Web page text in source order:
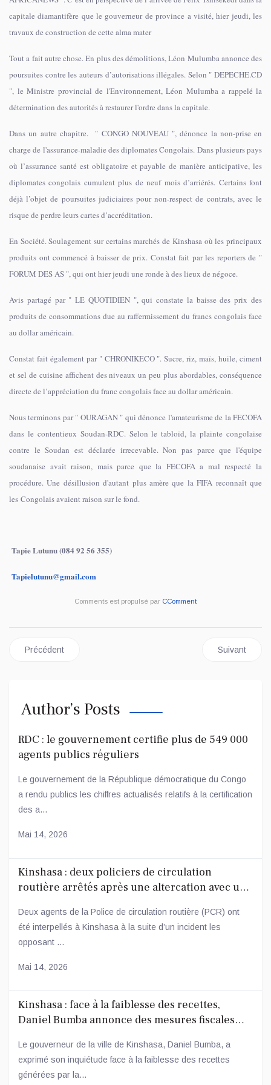
capitale diamantifère que le gouverneur de province a visité, hier jeudi, les
travaux de construction de cette alma mater
Tout a fait autre chose. En plus des démolitions, Léon Mulumba annonce des
poursuites contre les auteurs d’autorisations illégales. Selon " DEPECHE.CD
", le Ministre provincial de l'Environnement, Léon Mulumba a rappelé la
détermination des autorités à restaurer l'ordre dans la capitale.
Dans un autre chapitre. " CONGO NOUVEAU ", dénonce la non-prise en
charge de l'assurance-maladie des diplomates Congolais. Dans plusieurs pays
où l’assurance santé est obligatoire et payable de manière anticipative, les
diplomates congolais cumulent plus de neuf mois d’arriérés. Certains font
déjà l’objet de poursuites judiciaires pour non-respect de contrats, avec le
risque de perdre leurs cartes d’accréditation.
En Société. Soulagement sur certains marchés de Kinshasa où les principaux
produits ont commencé à baisser de prix. Constat fait par les reporters de "
FORUM DES AS ", qui ont hier jeudi une ronde à des lieux de négoce.
Avis partagé par " LE QUOTIDIEN ", qui constate la baisse des prix des
produits de consommations due au raffermissement du francs congolais face
au dollar américain.
Constat fait également par " CHRONIKECO ". Sucre, riz, maïs, huile, ciment
et sel de cuisine affichent des niveaux un peu plus abordables, conséquence
directe de l’appréciation du franc congolais face au dollar américain.
Nous terminons par " OURAGAN " qui dénonce l'amateurisme de la FECOFA
dans le contentieux Soudan-RDC. Selon le tabloïd, la plainte congolaise
contre le Soudan est déclarée irrecevable. Non pas parce que l'équipe
soudanaise avait raison, mais parce que la FECOFA a mal respecté la
procédure. Une désillusion d'autant plus amère que la FIFA reconnaît que
les Congolais avaient raison sur le fond.
Tapie Lutunu (084 92 56 355)
Tapielutunu@gmail.com
Comments est propulsé par CComment
Article précédent : REVUE DE PRESSE DU LUNDI 06
Précédent Article
Suivant
Author’s Posts
RDC : le gouvernement certifie plus de 549 000
agents publics réguliers
Le gouvernement de la République démocratique du Congo
a rendu publics les chiffres actualisés relatifs à la certification
des a...
Mai 14, 2026
Kinshasa : deux policiers de circulation
routière arrêtés après une altercation avec un
Deux agents de la Police de circulation routière (PCR) ont
été interpellés à Kinshasa à la suite d’un incident les
opposant ...
Mai 14, 2026
Kinshasa : face à la faiblesse des recettes,
Daniel Bumba annonce des mesures fiscales
Le gouverneur de la ville de Kinshasa, Daniel Bumba, a
exprimé son inquiétude face à la faiblesse des recettes
générées par la...